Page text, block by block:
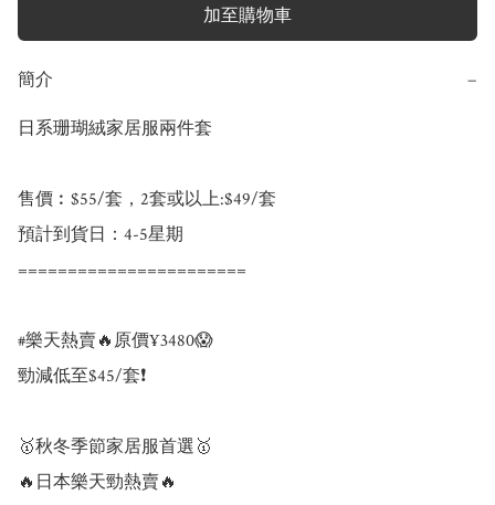
加至購物車
簡介 −
日系珊瑚絨家居服兩件套
售價︰$55/套，2套或以上:$49/套
預計到貨日：4-5星期
=======================
#樂天熱賣🔥原價¥3480😱
勁減低至$45/套❗
🥇秋冬季節家居服首選🥇
🔥日本樂天勁熱賣🔥